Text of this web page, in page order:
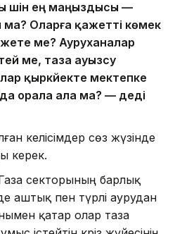
үшін ең маңыздысы —
ма? Оларға қажетті көмек
ме? Ауруханалар
ме, таза ауызсу
қыркүйекте мектепке
орала ала ма? — деді
келісімдер сөз жүзінде
керек.
секторының барлық
аштық пен түрлі аурудан
қатар олар таза